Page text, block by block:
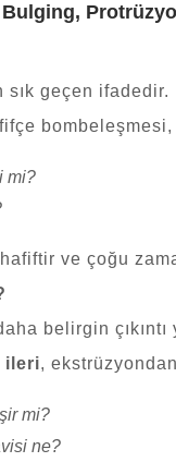
sık geçen ifadedir.
bombeleşmesi,
mi?
ve çoğu
belirgin çıkıntı
ileri,
mi?
ne?